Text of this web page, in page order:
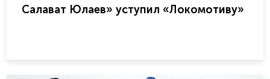
Салават Юлаев» уступил «Локомотиву»